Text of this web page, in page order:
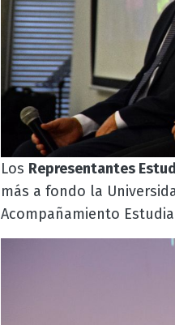
Los Representantes
más a fondo la
Acompañamiento